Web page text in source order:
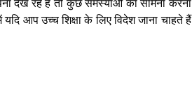
देख रहे हैं तो कुछ समस्याओं का सामना करना
आप उच्च शिक्षा के लिए विदेश जाना चाहते हैं